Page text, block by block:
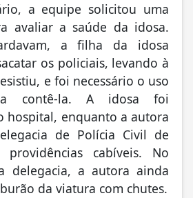
a equipe solicitou uma
avaliar a saúde da idosa.
a filha da idosa
os policiais, levando à
e foi necessário o uso
contê-la. A idosa foi
hospital, enquanto a autora
de Polícia Civil de
cabíveis. No
delegacia, a autora ainda
da viatura com chutes.